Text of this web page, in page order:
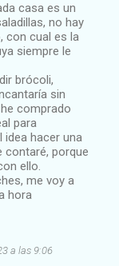
casa es un
no hay
con cual es la
siempre le
brócoli,
sin
comprado
para
idea hacer una
contaré, porque
ello.
me voy a
hora
a las 9:06